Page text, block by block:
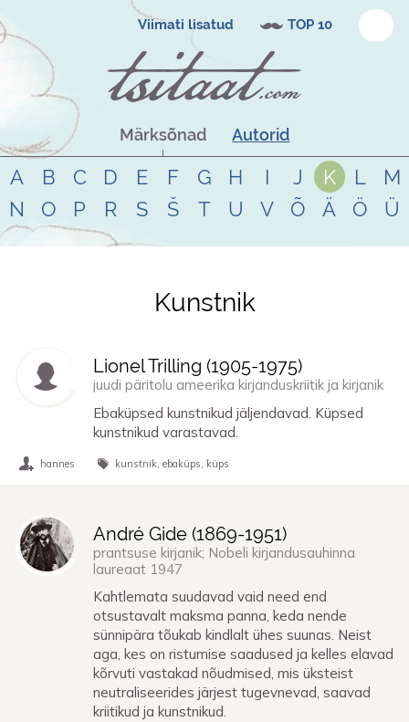
Viimati lisatud TOP 10
Märksõnad Autorid
A B C D E F G H I J K L
M
N
O P R S Š T U V Õ Ä Ö Ü
Tsitaadid teemal kunstnik
Kunstnik
Lionel Trilling (1905-1975)
juudi päritolu ameerika kirjanduskriitik ja kirjanik
Ebaküpsed kunstnikud jäljendavad. Küpsed
kunstnikud varastavad.
hannes kunstnik ebaküps küps
André Gide (1869-1951)
prantsuse kirjanik; Nobeli kirjandusauhinna
laureaat 1947
Kahtlemata suudavad vaid need end
otsustavalt maksma panna, keda nende
sünnipära tõukab kindlalt ühes suunas. Neist
aga, kes on ristumise saadused ja kelles elavad
kõrvuti vastakad nõudmised, mis üksteist
neutraliseerides järjest tugevnevad, saavad
kriitikud ja kunstnikud.